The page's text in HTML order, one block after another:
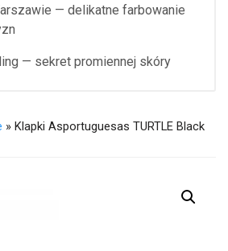
— delikatne farbowanie
— sekret promiennej skóry
» Klapki Asportuguesas TURTLE Black